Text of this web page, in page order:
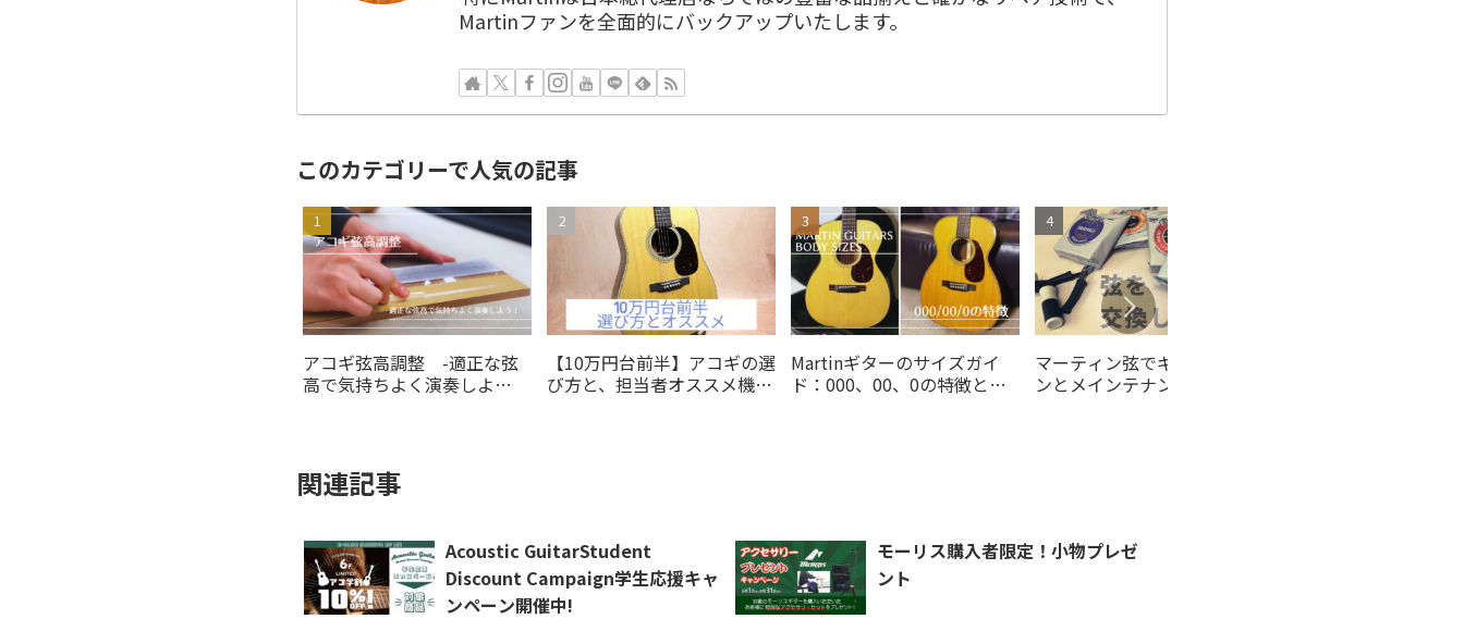
Martinファンを全面的にバックアップいたします。
このカテゴリーで人気の記事
アコギ弦高調整 -適正な弦
高で気持ちよく演奏しよ
【10万円台前半】アコギの選
び方と、担当者オススメ機種
Martinギターのサイズガイ
ド：000、00、0の特徴と選
マーティン弦でギターのトー
ンとメインテナンスを楽しむ
関連記事
Acoustic GuitarStudent
Discount Campaign学生応援キャ
ンペーン開催中!
モーリス購入者限定！小物プレゼ
ント